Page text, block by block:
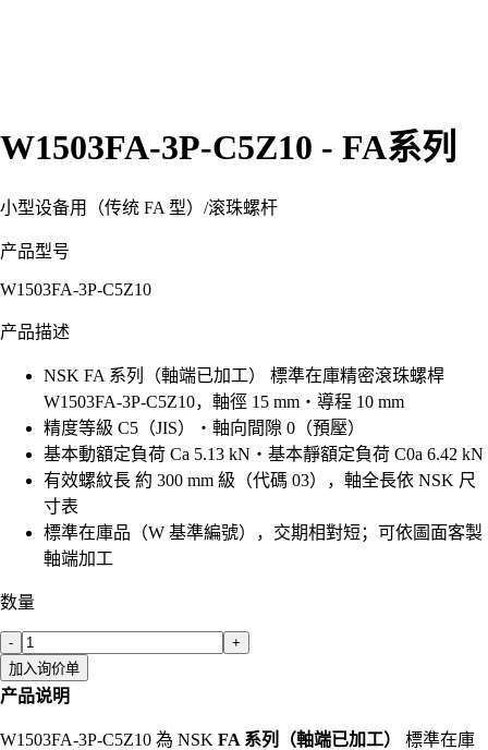
W1503FA-3P-C5Z10 - FA系列
小型设备用（传统 FA 型） /滚珠螺杆
产品型号
W1503FA-3P-C5Z10
产品描述
NSK FA 系列（軸端已加工） 標準在庫精密滾珠螺桿
W1503FA-3P-C5Z10，軸徑 15 mm・導程 10 mm
精度等級 C5（JIS）・軸向間隙 0（預壓）
基本動額定負荷 Ca 5.13 kN・基本靜額定負荷 C0a 6.42 kN
有效螺紋長 約 300 mm 級（代碼 03），軸全長依 NSK 尺
寸表
標準在庫品（W 基準編號），交期相對短；可依圖面客製
軸端加工
数量
-
+
加入询价单
产品说明
W1503FA-3P-C5Z10 為 NSK FA 系列（軸端已加工）
標準在庫